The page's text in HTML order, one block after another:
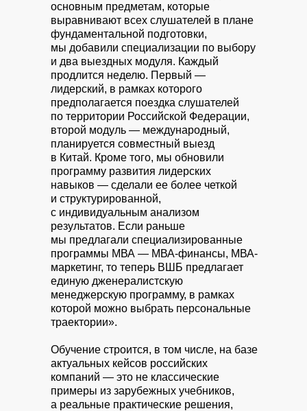
основным предметам, которые
выравнивают всех слушателей в плане
фундаментальной подготовки,
мы добавили специализации по выбору
и два выездных модуля. Каждый
продлится неделю. Первый —
лидерский, в рамках которого
предполагается поездка слушателей
по территории Российской Федерации,
второй модуль — международный,
планируется совместный выезд
в Китай. Кроме того, мы обновили
программу развития лидерских
навыков — сделали ее более четкой
и структурированной,
с индивидуальным анализом
результатов. Если раньше
мы предлагали специализированные
программы МВА — МВА-финансы, МВА-
маркетинг, то теперь ВШБ предлагает
единую дженералистскую
менеджерскую программу, в рамках
которой можно выбрать персональные
траектории».
Обучение строится, в том числе, на базе
актуальных кейсов российских
компаний — это не классические
примеры из зарубежных учебников,
а реальные практические решения,